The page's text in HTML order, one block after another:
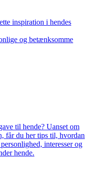
inspiration i hendes
og betænksomme
til hende? Uanset om
får du her tips til, hvordan
interesser og
hende.